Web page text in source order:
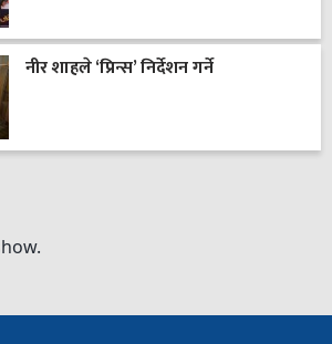
नीर शाहले ‘प्रिन्स’ निर्देशन गर्ने